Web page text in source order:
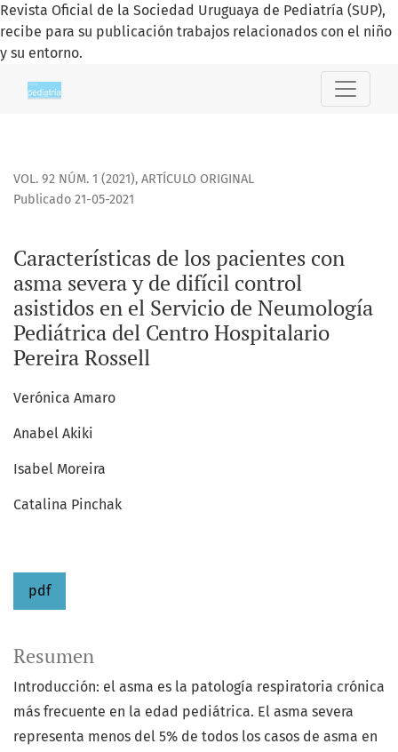
Revista Oficial de la Sociedad Uruguaya de Pediatría (SUP),
recibe para su publicación trabajos relacionados con el niño
y su entorno.
Características de los pacientes con asma severa y de
VOL. 92 NÚM. 1 (2021), ARTÍCULO ORIGINAL
Características de los pacientes con
asma severa y de difícil control
asistidos en el Servicio de Neumología
Pediátrica del Centro Hospitalario
Pereira Rossell
Publicado 21-05-2021
Verónica Amaro
Anabel Akiki
Isabel Moreira
Catalina Pinchak
pdf
Resumen
Introducción: el asma es la patología respiratoria crónica
más frecuente en la edad pediátrica. El asma severa
representa menos del 5% de todos los casos de asma en